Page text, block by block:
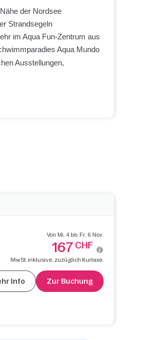
der Nordsee
Strandsegeln
im Aqua Fun-Zentrum aus
Aqua Mundo
Ausstellungen,
Von Mi. 4 bis Fr. 6 Nov.
167 CHF
MwSt. inklusive, zuzüglich Kurtaxe.
Info Zur Buchung